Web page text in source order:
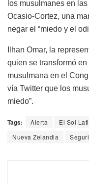
los musulmanes en
Ocasio-Cortez, una
negar el “miedo y el
Ilhan Omar, la
quien se transformó
musulmana en el
vía Twitter que los
miedo”.
Tags: Alerta El Sol
Nueva Zelandia